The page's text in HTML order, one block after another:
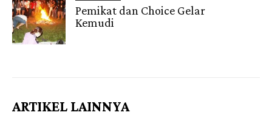
Pemikat dan Choice Gelar
Kemudi
Gendis.ID
ARTIKEL LAINNYA